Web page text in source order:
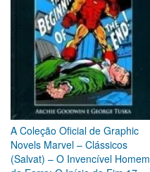
A Coleção Oficial de Graphic
Novels Marvel – Clássicos
(Salvat) – O Invencível Homem